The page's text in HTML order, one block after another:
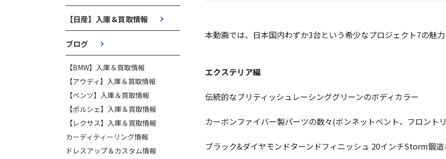
【日産】入庫＆買取情報
ブログ
【BMW】入庫＆買取情報
【アウディ】入庫＆買取情報
【ベンツ】入庫＆買取情報
【ポルシェ】入庫＆買取情報
【レクサス】入庫＆買取情報
カーディティーリング情報
ドレスアップ＆カスタム情報
本動画では、日本国内わずか3台という希少なプロジェクト7の魅
エクステリア編
伝統的なブリティッシュレーシンググリーンのボディカラー
カーボンファイバー製パーツの数々(ボンネットベント、フロント
ブラック&ダイヤモンドターンドフィニッシュ 20インチStorm鍛